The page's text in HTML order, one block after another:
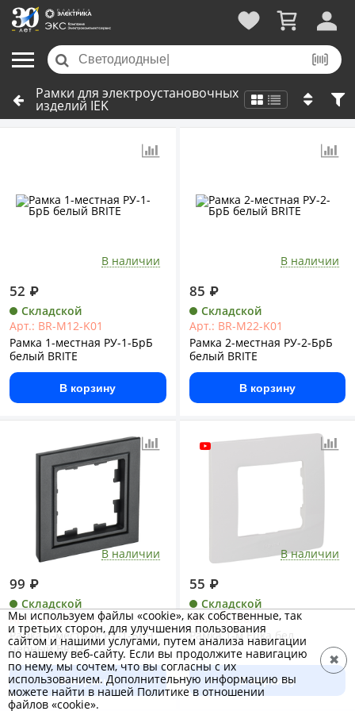
Рамки для электроустановочных
изделий IEK
В наличии
52 ₽
Складской
Арт.: BR-M12-K01
Рамка 1-местная РУ-1-БрБ
белый BRITE
В корзину
В наличии
85 ₽
Складской
Арт.: BR-M22-K01
Рамка 2-местная РУ-2-БрБ
белый BRITE
В корзину
В наличии
99 ₽
Складской
Арт.: BR-M12-K02
Рамка 1-местная РУ-1-БрЧ
черный BRITE
В корзину
В наличии
55 ₽
Складской
Арт.: 672501
Рамка 1-м Etika бел
В корзину
Мы используем файлы «cookie», как собственные, так
и третьих сторон, для улучшения пользования
сайтом и нашими услугами, путем анализа навигации
по нашему веб-сайту. Если вы продолжите навигацию
по нему, мы сочтем, что вы согласны с их
использованием. Дополнительную информацию вы
можете найти в нашей Политике в отношении
файлов «cookie».
✖